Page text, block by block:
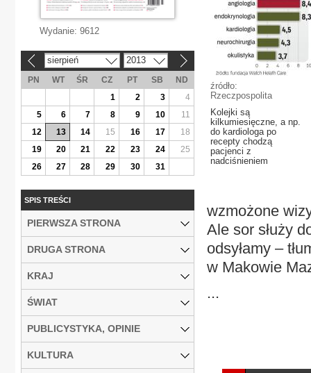
źródło:
Rzeczpospolita
Kolejki są
kilkumiesięczne, a np.
do kardiologa po
recepty chodzą
pacjenci z
nadciśnieniem
wzmożone
Ale sor służy
odsyłamy –
w Makowie
...
Wydanie: 9612
sierpień 2013
PN WT ŚR CZ PT SB
ND
1
2 3
4
5
6 7 8 9 10
11
12
13 14 15 16 17
18
19
20 21 22 23 24
25
26
27 28 29 30 31
SPIS TREŚCI
PIERWSZA STRONA
DRUGA STRONA
KRAJ
ŚWIAT
PUBLICYSTYKA, OPINIE
KULTURA